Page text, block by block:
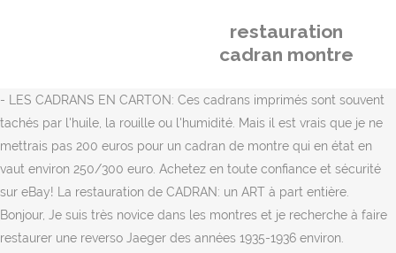
restauration
cadran montre
- LES CADRANS EN CARTON: Ces cadrans imprimés sont souvent
tachés par l'huile, la rouille ou l'humidité. Mais il est vrais que je ne
mettrais pas 200 euros pour un cadran de montre qui en état en
vaut environ 250/300 euro. Achetez en toute confiance et sécurité
sur eBay! La restauration de CADRAN: un ART à part entière.
Bonjour, Je suis très novice dans les montres et je recherche à faire
restaurer une reverso Jaeger des années 1935-1936 environ.